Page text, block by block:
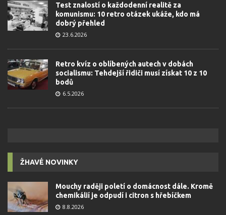
Test znalostí o každodenní realitě za
komunismu: 10 retro otázek ukáže, kdo má
dobrý přehled
23.6.2026
Retro kvíz o oblíbených autech v dobách
socialismu: Tehdejší řidiči musí získat 10 z 10
bodů
6.5.2026
ŽHAVÉ NOVINKY
Mouchy raději poletí o domácnost dále. Kromě
chemikálií je odpudí i citron s hřebíčkem
8.8.2026